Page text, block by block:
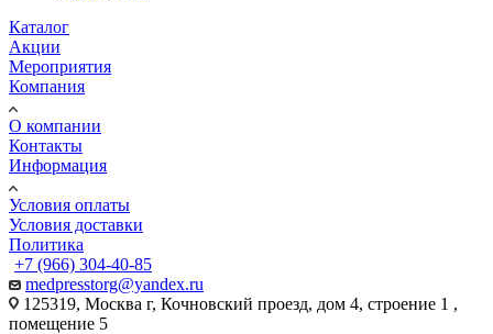
Каталог
Акции
Мероприятия
Компания
О компании
Контакты
Информация
Условия оплаты
Условия доставки
Политика
+7 (966) 304-40-85
medpresstorg@yandex.ru
125319, Москва г, Кочновский проезд, дом 4, строение 1 ,
помещение 5